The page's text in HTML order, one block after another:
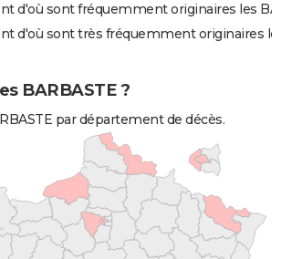
d'où sont fréquemment originaires les
d'où sont très fréquemment originaires
BARBASTE ?
par département de décès.